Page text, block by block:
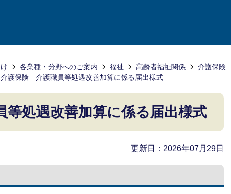
各業種・分野へのご案内 福祉 高齢者福祉関係 介護保険
介護保険 介護職員等処遇改善加算に係る届出様式
処遇改善加算に係る届出様式
更新日：2026年07月29日